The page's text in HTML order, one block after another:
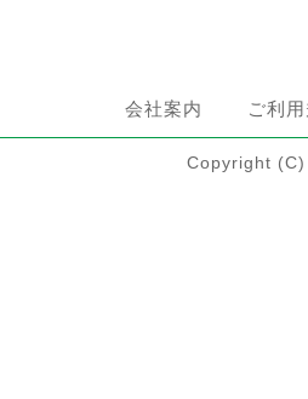
会社案内 ご利
Copyright